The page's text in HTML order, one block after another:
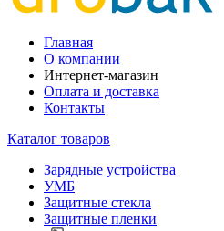
Главная
О компании
Интернет-магазин
Оплата и доставка
Контакты
Каталог товаров
Зарядные устройства
УМБ
Защитные стекла
Защитные пленки